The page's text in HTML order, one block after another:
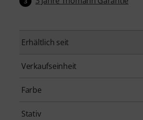
Erhältlich seit
Verkaufseinheit
Farbe
Stativ